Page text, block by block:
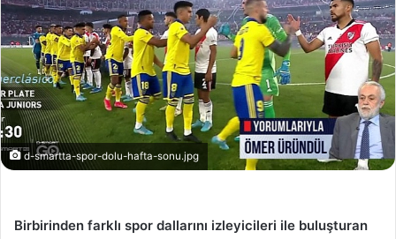
d-smartta-spor-dolu-hafta-sonu.jpg
Birbirinden farklı spor dallarını izleyicileri ile buluşturan